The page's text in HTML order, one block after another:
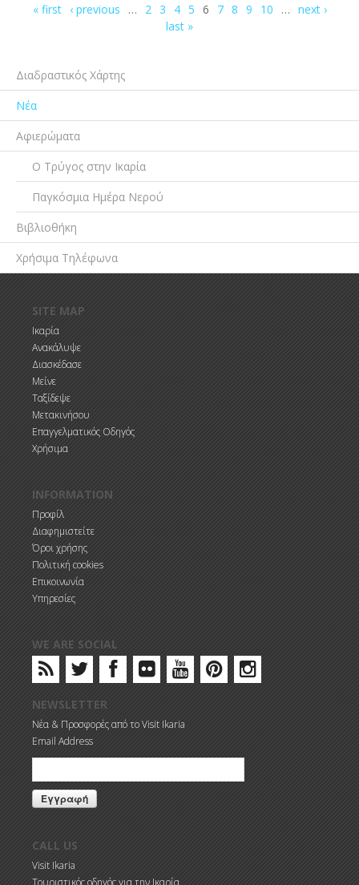
« first ‹ previous … 2 3 4 5 6 7 8 9 10 … next ›
last »
Διαδραστικός Χάρτης
Νέα
Αφιερώματα
Ο Τρύγος στην Ικαρία
Παγκόσμια Ημέρα Νερού
Βιβλιοθήκη
Χρήσιμα Τηλέφωνα
SITE MAP
Ικαρία
Ανακάλυψε
Διασκέδασε
Μείνε
Ταξίδεψε
Μετακινήσου
Επαγγελματικός Οδηγός
Χρήσιμα
INFORMATION
Προφίλ
Διαφημιστείτε
Όροι χρήσης
Πολιτική cookies
Επικοινωνία
Υπηρεσίες
WE ARE SOCIAL
NEWSLETTER
Νέα & Προσφορές από το Visit Ikaria
Email Address
CALL US
Visit Ikaria
Τουριστικός οδηγός για την Ικαρία